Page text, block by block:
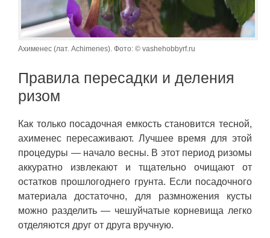
Ахименес (лат. Achimenes). Фото: © vashehobbyrf.ru
Правила пересадки и деления
ризом
Как только посадочная емкость становится тесной,
ахименес пересаживают. Лучшее время для этой
процедуры — начало весны. В этот период ризомы
аккуратно извлекают и тщательно очищают от
остатков прошлогоднего грунта. Если посадочного
материала достаточно, для размножения кусты
можно разделить — чешуйчатые корневища легко
отделяются друг от друга вручную.